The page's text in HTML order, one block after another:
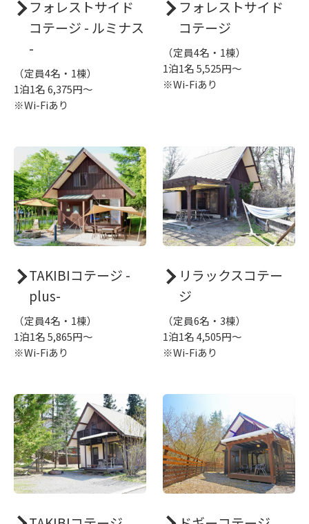
フォレストサイド
コテージ - ルミナス
-
（定員4名・1棟）
1泊1名 6,375円～
※Wi-Fiあり
フォレストサイド
コテージ
（定員4名・1棟）
1泊1名 5,525円～
※Wi-Fiあり
TAKIBIコテージ -
plus-
（定員4名・1棟）
1泊1名 5,865円～
※Wi-Fiあり
リラックスコテー
ジ
（定員6名・3棟）
1泊1名 4,505円～
※Wi-Fiあり